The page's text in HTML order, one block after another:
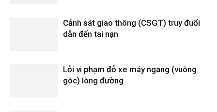
Cảnh sát giao thông (CSGT) truy đuổi
dẫn đến tai nạn
Lỗi vi phạm đỗ xe máy ngang (vuông
góc) lòng đường